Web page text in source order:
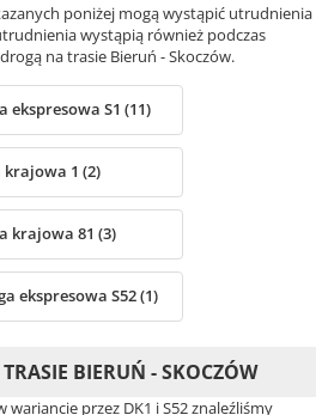
poniżej mogą wystąpić utrudnienia
wystąpią również podczas
na trasie Bieruń - Skoczów.
S1 (11)
1 (2)
krajowa 81 (3)
ekspresowa S52 (1)
BIERUŃ - SKOCZÓW
wariancie przez DK1 i S52 znaleźliśmy